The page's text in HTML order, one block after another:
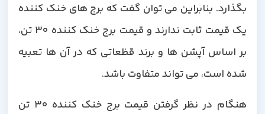
بگذارد. بنابراین می توان گفت که برج های خنک کننده
یک قیمت ثابت ندارند و قیمت برج خنک کننده 30 تن،
بر اساس آپشن ها و برند قظعاتی که در آن ها تعبیه
شده است، می تواند متفاوت باشد.
هنگام در نظر گرفتن قیمت برج خنک کننده 30 تن